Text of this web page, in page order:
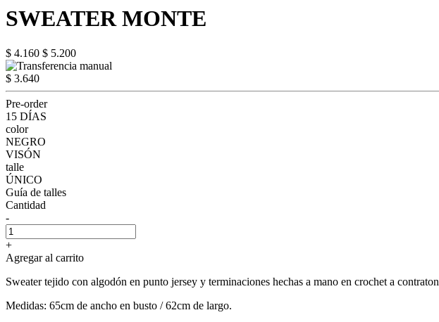
SWEATER MONTE
$ 4.160 $ 5.200
$ 3.640
Pre-order
15 DÍAS
color
NEGRO
VISÓN
talle
ÚNICO
Guía de talles
Cantidad
-
+
Agregar al carrito
Sweater tejido con algodón en punto jersey y terminaciones hechas a mano en crochet a
Medidas: 65cm de ancho en busto / 62cm de largo.